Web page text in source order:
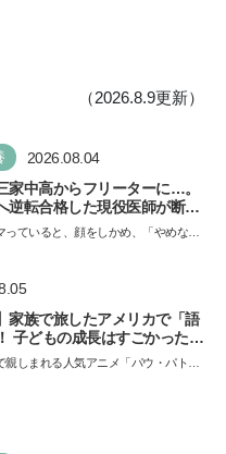
（2026.8.9更新）
2026.08.04
家中高からフリーターに…。
逆転合格した現役医師が断言
受験勉強に役立った」そう考
ていると、顔をしかめ、「やめなさ
家族で旅したアメリカで「語
子どもの成長はすごかった」
画『パウ・パトロール ザ・ダ
ってほしい
親しまれる人気アニメ「パウ・パトロ